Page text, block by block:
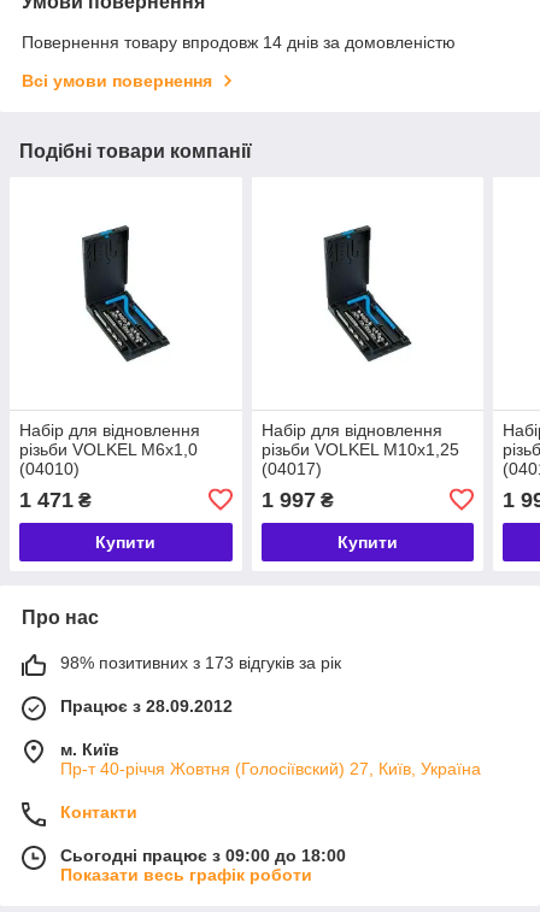
Повернення товару впродовж 14 днів за домовленістю
Всі умови повернення
Подібні товари компанії
Набір для відновлення
різьби VOLKEL М6х1,0
(04010)
1 471 ₴
Купити
Набір для відновлення
різьби VOLKEL М10х1,25
(04017)
1 997₴
Купити
1
Про нас
98% позитивних з 173 відгуків за рік
Працює з 28.09.2012
м. Київ
Пр-т 40-річчя Жовтня (Голосіївский) 27, Київ, Україна
Контакти
Сьогодні працює з 09:00 до 18:00
Показати весь графік роботи